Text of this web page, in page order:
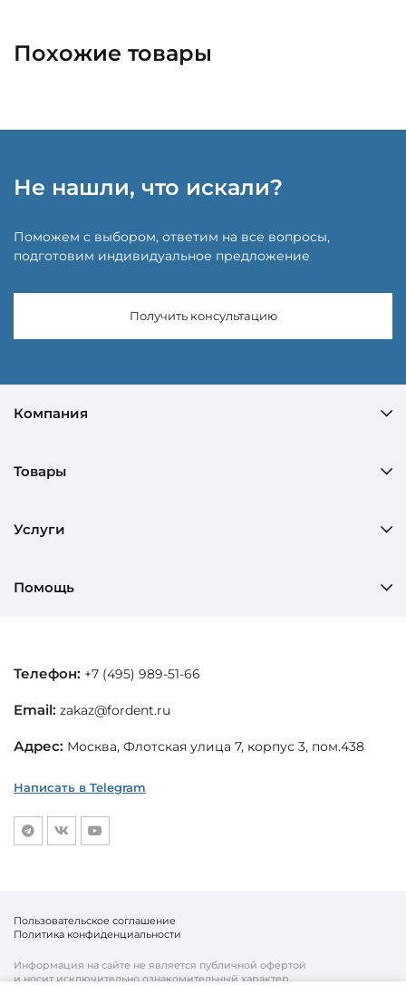
Похожие товары
Не нашли, что искали?
Поможем с выбором, ответим на все вопросы,
подготовим индивидуальное предложение
Получить консультацию
Компания
Товары
Услуги
Помощь
Телефон: +7 (495) 989-51-66
Email: zakaz@fordent.ru
Адрес: Москва, Флотская улица 7, корпус 3, пом.438
Написать в Telegram
Информация на сайте не является публичной офертой
и носит исключительно ознакомительный характер.
Пользовательское соглашение
Политика конфиденциальности